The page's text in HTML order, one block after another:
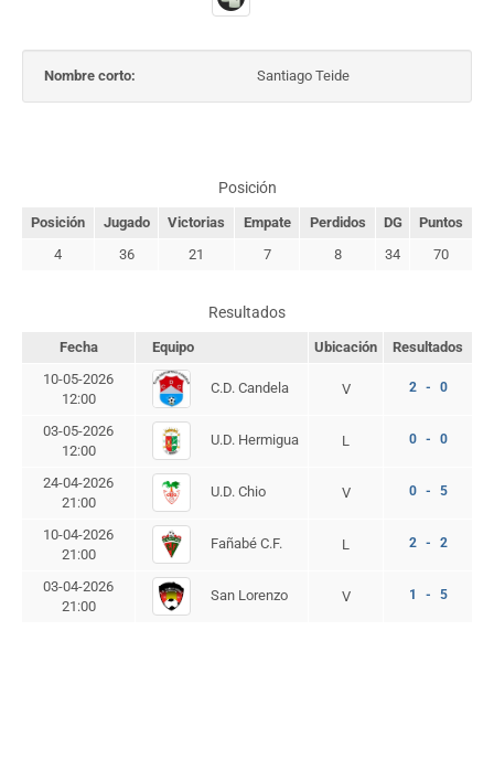
Nombre corto: Santiago Teide
Posición
Posición Jugado Victorias Empate Perdidos DG
Puntos
4
36 21 7 8 34 70
Resultados
Fecha Equipo Ubicación
Resultados
10-05-2026
12:00
C.D. Candela V 2 - 0
03-05-2026
12:00
U.D. Hermigua L 0 - 0
24-04-2026
21:00
U.D. Chio V 0 - 5
10-04-2026
21:00
Fañabé C.F. L 2 - 2
03-04-2026
21:00
San Lorenzo V 1 - 5